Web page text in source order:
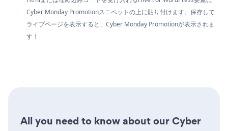
Cyber Monday Promotionスニペットの上に貼り付けます。保存して
ライブページを表示すると、Cyber Monday Promotionが表示されま
す！
All you need to know about our Cyber